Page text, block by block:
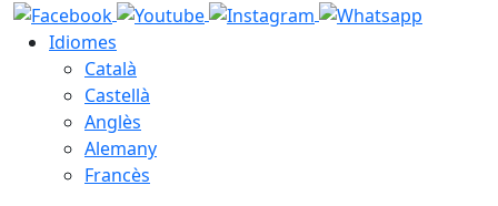
Idiomes
Català
Castellà
Anglès
Alemany
Francès